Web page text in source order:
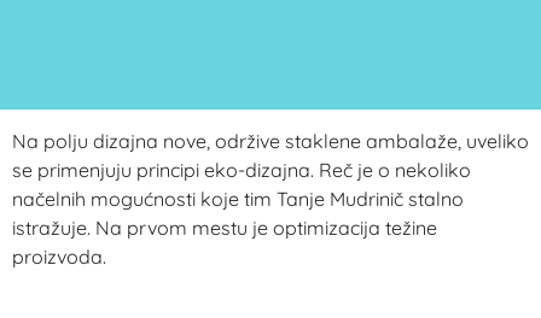
Na polju dizajna nove, održive staklene ambalaže, uveliko
se primenjuju principi eko-dizajna. Reč je o nekoliko
načelnih mogućnosti koje tim Tanje Mudrinič stalno
istražuje. Na prvom mestu je optimizacija težine
proizvoda.